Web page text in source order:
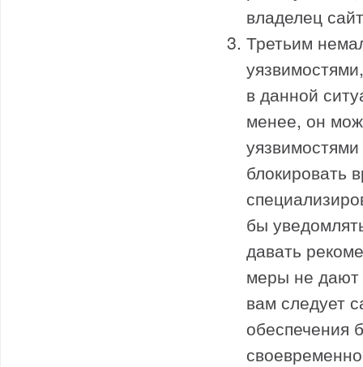
владелец
Третьим
в данной
менее, он
блокировать
бы
давать
меры не дают
вам следует
обеспечения